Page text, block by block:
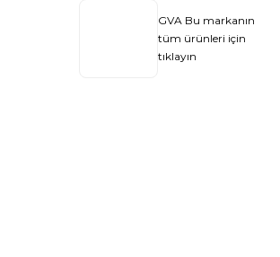
GVA Bu markanın
tüm ürünleri için
tıklayın